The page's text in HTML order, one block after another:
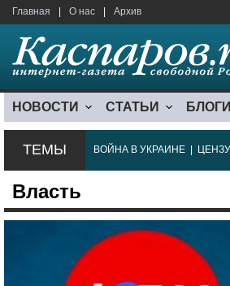
Главная О нас Архив
НОВОСТИ СТАТЬИ БЛОГИ
ТЕМЫ ВОЙНА В УКРАИНЕ
Власть